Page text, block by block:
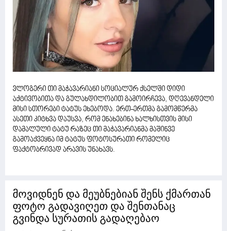
ვლოგერი თი მაჭავარიანი სოციალურ ქსელში დიდი
აქტივობითა და გულახდილობით გამოირჩევა, დღევანდელი
მისი სთორები ტატუს ეხებოდა. ერთ-ერთმა გამომწერმა
ასეთი კიტხვა დაუსვა, რომ ენახებინა ხალხისთვის მისი
დამალული ტატუ რაზეც თი მაჭავარიანმა მაშინვე
გამოაქვეყნა იმ ტატუს ფოტოსურათი რომელიც
ფაქტობრივად არავის უნახავს.
მოვიდნენ და მეუბნებიან შენს ქმართან
ფოტო გადავიღეთ და შენთანაც
გვინდა სურათის გადაღებაო